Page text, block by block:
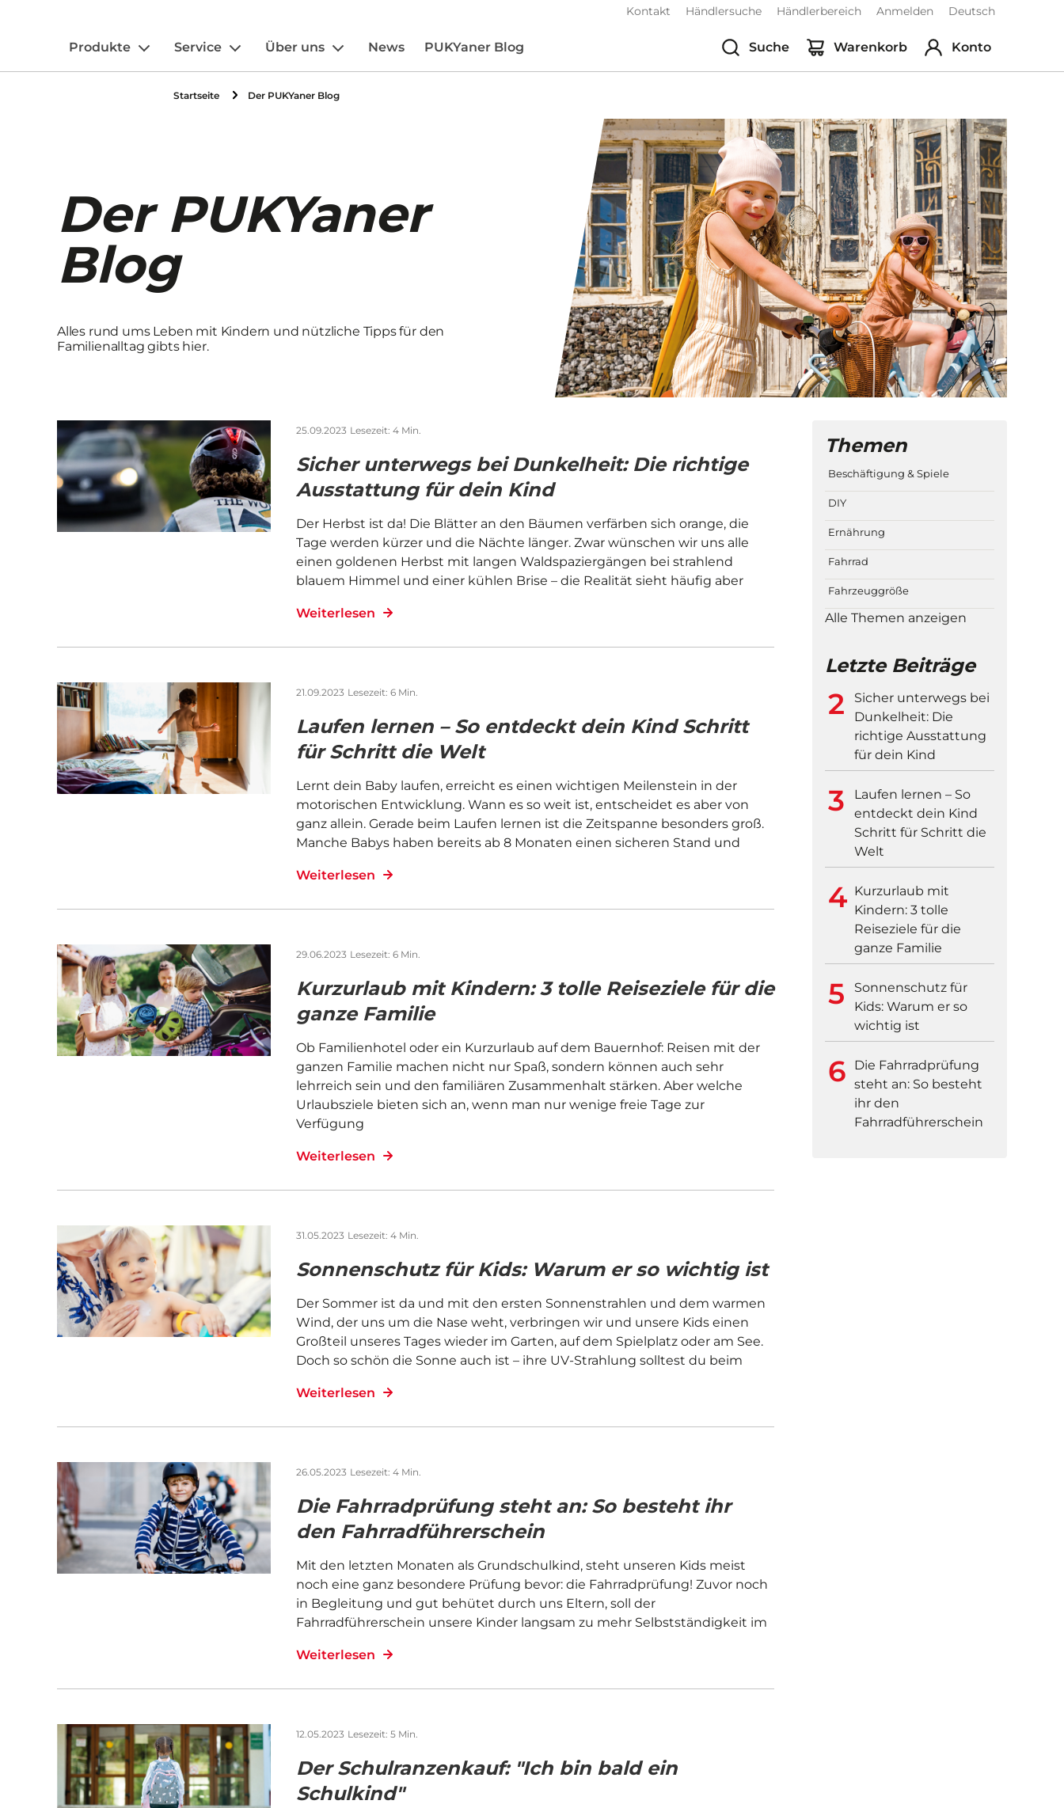
Kontakt Händlersuche Händlerbereich Anmelden Deutsch
Produkte Service Über uns News PUKYaner Blog Suche Warenkorb Konto
Startseite Der PUKYaner Blog
Der PUKYaner
Blog
Alles rund ums Leben mit Kindern und nützliche Tipps für den
Familienalltag gibts hier.
25.09.2023 Lesezeit: 4 Min.
Sicher unterwegs bei Dunkelheit: Die richtige
Ausstattung für dein Kind
Der Herbst ist da! Die Blätter an den Bäumen verfärben sich orange, die
Tage werden kürzer und die Nächte länger. Zwar wünschen wir uns alle
einen goldenen Herbst mit langen Waldspaziergängen bei strahlend
blauem Himmel und einer kühlen Brise – die Realität sieht häufig aber
Weiterlesen
21.09.2023 Lesezeit: 6 Min.
Laufen lernen – So entdeckt dein Kind Schritt
für Schritt die Welt
Lernt dein Baby laufen, erreicht es einen wichtigen Meilenstein in der
motorischen Entwicklung. Wann es so weit ist, entscheidet es aber von
ganz allein. Gerade beim Laufen lernen ist die Zeitspanne besonders groß.
Manche Babys haben bereits ab 8 Monaten einen sicheren Stand und
Weiterlesen
29.06.2023 Lesezeit: 6 Min.
Kurzurlaub mit Kindern: 3 tolle Reiseziele für die
ganze Familie
Ob Familienhotel oder ein Kurzurlaub auf dem Bauernhof: Reisen mit der
ganzen Familie machen nicht nur Spaß, sondern können auch sehr
lehrreich sein und den familiären Zusammenhalt stärken. Aber welche
Urlaubsziele bieten sich an, wenn man nur wenige freie Tage zur
Verfügung
Weiterlesen
31.05.2023 Lesezeit: 4 Min.
Sonnenschutz für Kids: Warum er so wichtig ist
Der Sommer ist da und mit den ersten Sonnenstrahlen und dem warmen
Wind, der uns um die Nase weht, verbringen wir und unsere Kids einen
Großteil unseres Tages wieder im Garten, auf dem Spielplatz oder am See.
Doch so schön die Sonne auch ist – ihre UV-Strahlung solltest du beim
Weiterlesen
26.05.2023 Lesezeit: 4 Min.
Die Fahrradprüfung steht an: So besteht ihr
den Fahrradführerschein
Mit den letzten Monaten als Grundschulkind, steht unseren Kids meist
noch eine ganz besondere Prüfung bevor: die Fahrradprüfung! Zuvor noch
in Begleitung und gut behütet durch uns Eltern, soll der
Fahrradführerschein unsere Kinder langsam zu mehr Selbstständigkeit im
Weiterlesen
12.05.2023 Lesezeit: 5 Min.
Der Schulranzenkauf: "Ich bin bald ein
Schulkind"
Themen
Beschäftigung & Spiele
DIY
Ernährung
Fahrrad
Fahrzeuggröße
Alle Themen anzeigen
Letzte Beiträge
Sicher unterwegs bei
Dunkelheit: Die
richtige Ausstattung
für dein Kind
Laufen lernen – So
entdeckt dein Kind
Schritt für Schritt die
Welt
Kurzurlaub mit
Kindern: 3 tolle
Reiseziele für die
ganze Familie
Sonnenschutz für
Kids: Warum er so
wichtig ist
Die Fahrradprüfung
steht an: So besteht
ihr den
Fahrradführerschein